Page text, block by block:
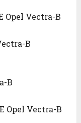
Opel Vectra-B
B
B
Opel Vectra-B